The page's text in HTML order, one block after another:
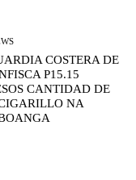
COSTERA DE
P15.15
CANTIDAD DE
NA